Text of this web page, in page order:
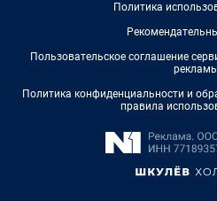
Политика
Пользовательское соглашение
Политика конфиденциальности и
правила